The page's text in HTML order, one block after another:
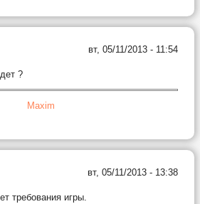
вт, 05/11/2013 - 11:54
?
Maxim
вт, 05/11/2013 - 13:38
требования игры.